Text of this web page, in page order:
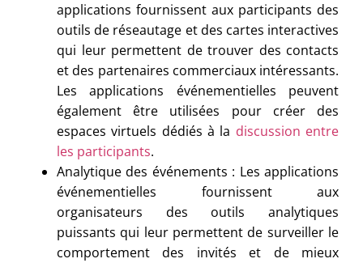
applications fournissent aux participants des
outils de réseautage et des cartes interactives
qui leur permettent de trouver des contacts
et des partenaires commerciaux intéressants.
Les applications événementielles peuvent
également être utilisées pour créer des
espaces virtuels dédiés à la discussion entre
les participants.
Analytique des événements : Les applications
événementielles fournissent aux
organisateurs des outils analytiques
puissants qui leur permettent de surveiller le
comportement des invités et de mieux